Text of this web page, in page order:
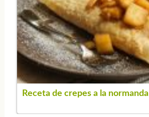
Receta de crepes a la normanda